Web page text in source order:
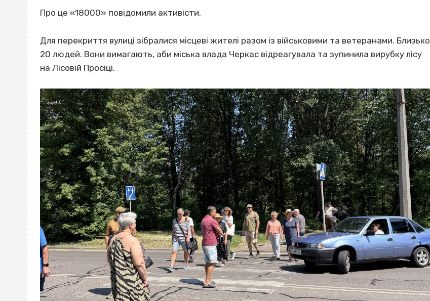
Про це «18000» повідомили активісти.
Для перекриття вулиці зібралися місцеві жителі разом із військовими та ветеранами. Близько
20 людей. Вони вимагають, аби міська влада Черкас відреагувала та зупинила вирубку лісу
на Лісовій Просіці.